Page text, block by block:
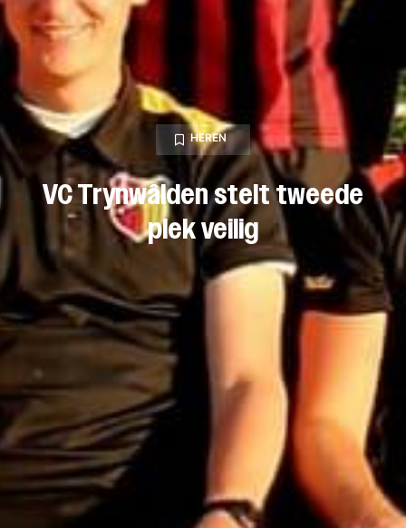
HEREN
VC Trynwâlden stelt tweede
plek veilig